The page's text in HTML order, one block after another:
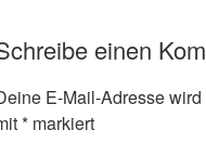
einen
E-Mail-Adresse
* markiert